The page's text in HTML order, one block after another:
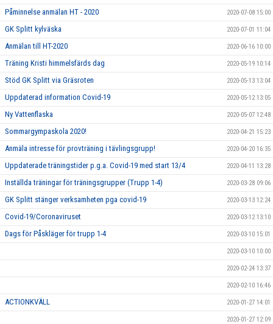
Påminnelse anmälan HT - 2020 2020-07-08 15:00
GK Splitt kylväska 2020-07-01 11:04
Anmälan till HT-2020 2020-06-16 10:00
Träning Kristi himmelsfärds dag 2020-05-19 10:14
Stöd GK Splitt via Gräsroten 2020-05-13 13:04
Uppdaterad information Covid-19 2020-05-12 13:05
Ny Vattenflaska 2020-05-07 12:48
Sommargympaskola 2020! 2020-04-21 15:23
Anmäla intresse för provträning i tävlingsgrupp! 2020-04-20 16:35
Uppdaterade träningstider p.g.a. Covid-19 med start 13/4 2020-04-11 13:28
Inställda träningar för träningsgrupper (Trupp 1-4) 2020-03-28 09:06
GK Splitt stänger verksamheten pga covid-19 2020-03-13 12:24
Covid-19/Coronaviruset 2020-03-12 13:10
Dags för Påskläger för trupp 1-4 2020-03-10 15:01
2020-03-10 10:00
2020-02-24 13:37
2020-02-10 16:46
ACTIONKVÄLL 2020-01-27 14:01
2020-01-27 12:09